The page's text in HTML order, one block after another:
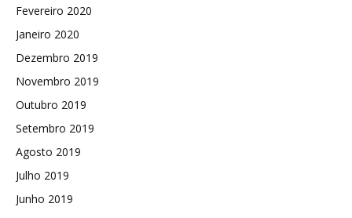
Fevereiro 2020
Janeiro 2020
Dezembro 2019
Novembro 2019
Outubro 2019
Setembro 2019
Agosto 2019
Julho 2019
Junho 2019